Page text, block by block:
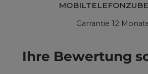
Garrantie 12
Ihre Bewertung